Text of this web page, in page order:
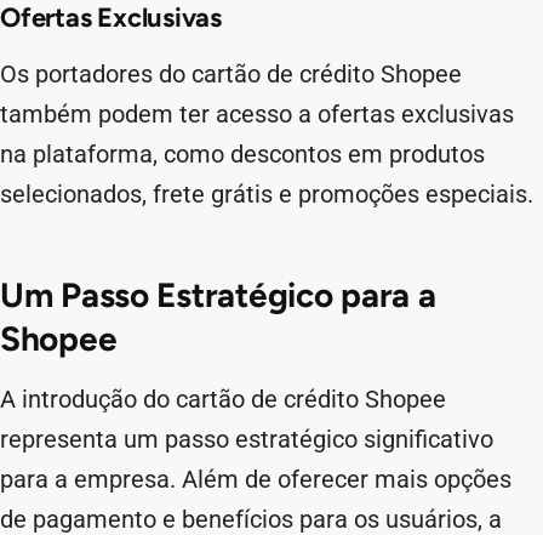
Ofertas Exclusivas
Os portadores do cartão de crédito Shopee
também podem ter acesso a ofertas exclusivas
na plataforma, como descontos em produtos
selecionados, frete grátis e promoções especiais.
Um Passo Estratégico para a
Shopee
A introdução do cartão de crédito Shopee
representa um passo estratégico significativo
para a empresa. Além de oferecer mais opções
de pagamento e benefícios para os usuários, a